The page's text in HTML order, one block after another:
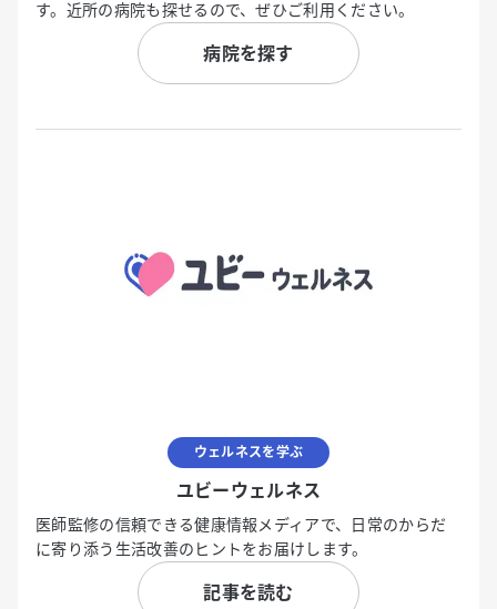
す。近所の病院も探せるので、ぜひご利用ください。
病院を探す
ウェルネスを学ぶ
ユビーウェルネス
医師監修の信頼できる健康情報メディアで、日常のからだ
に寄り添う生活改善のヒントをお届けします。
記事を読む